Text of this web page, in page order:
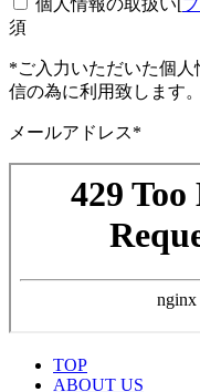
須
*ご入力いただいた個
信の為に利用致します。
メールアドレス*
TOP
ABOUT US